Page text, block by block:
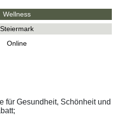
Wellness
Steiermark
Online
für Gesundheit, Schönheit und